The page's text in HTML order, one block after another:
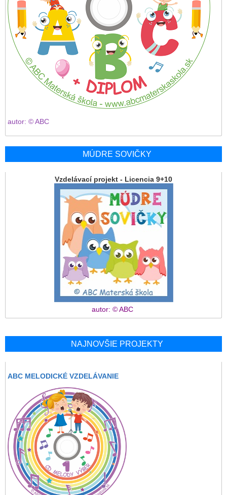
autor: © ABC
MÚDRE SOVIČKY
Vzdelávací projekt - Licencia 9+10
autor: © ABC
NAJNOVŠIE PROJEKTY
ABC MELODICKÉ VZDELÁVANIE